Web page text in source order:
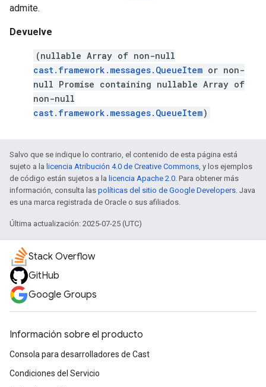
admite.
Devuelve
(nullable Array of non-null
cast.framework.messages.QueueItem or non-
null Promise containing nullable Array of
non-null
cast.framework.messages.QueueItem)
Salvo que se indique lo contrario, el contenido de esta página está
sujeto a la licencia Atribución 4.0 de Creative Commons, y los ejemplos
de código están sujetos a la licencia Apache 2.0. Para obtener más
información, consulta las políticas del sitio de Google Developers. Java
es una marca registrada de Oracle o sus afiliados.
Última actualización: 2025-07-25 (UTC)
Stack Overflow
GitHub
Google Groups
Información sobre el producto
Consola para desarrolladores de Cast
Condiciones del Servicio